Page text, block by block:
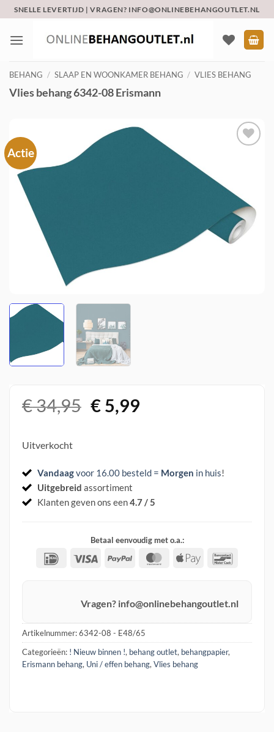
naar
inhoud
SNELLE LEVERTIJD | VRAGEN? INFO@ONLINEBEHANGOUTLET.NL
BEHANG / SLAAP EN WOONKAMER BEHANG / VLIES BEHANG
Vlies behang 6342-08 Erismann
Actie
verlanglijst
€34,95 Oorspronkelijke
€5,99Huidige
Uitverkocht
Vandaagvoor 16.00 besteld = Morgen in huis!
Uitgebreid assortiment
Klanten geven ons een4.7 / 5
Betaal eenvoudig met o.a.:
IDeal Visa PayPal MasterCard
Apple
Vragen? info@onlinebehangoutlet.nl
Artikelnummer:6342-08 - E48/65
Categorieën: ! Nieuw binnen !, behang outlet, behangpapier,
Erismann behang, Uni / effen behang,Vlies behang